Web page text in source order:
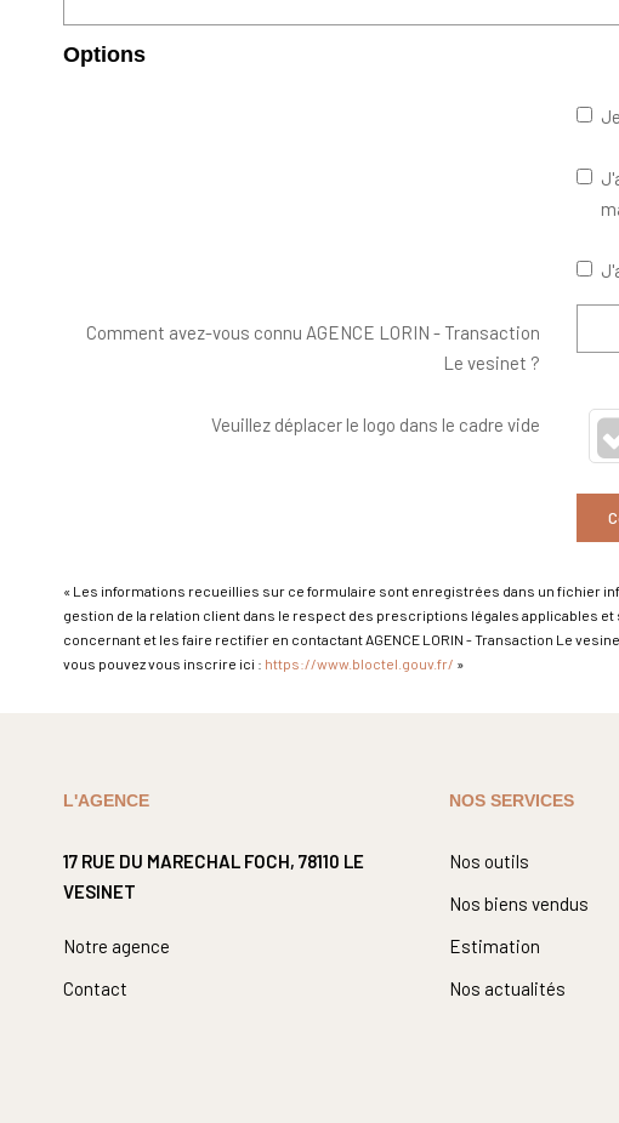
Options
Comment avez-vous connu AGENCE LORIN - Transaction
Le vesinet ?
Veuillez déplacer le logo dans le cadre vide
« Les informations recueillies sur ce formulaire sont enregistrées dans un fichier
gestion de la relation client dans le respect des prescriptions légales applicables
concernant et les faire rectifier en contactant AGENCE LORIN - Transaction Le
vous pouvez vous inscrire ici : https://www.bloctel.gouv.fr/ »
L'AGENCE
17 RUE DU MARECHAL FOCH, 78110 LE
VESINET
Notre agence
Contact
NOS SERVICES
Nos outils
Nos biens vendus
Estimation
Nos actualités